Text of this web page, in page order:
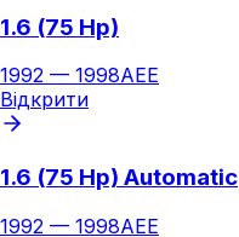
1.6 (75 Hp)
1992 — 1998AEE
Відкрити
1.6 (75 Hp) Automatic
1992 — 1998AEE